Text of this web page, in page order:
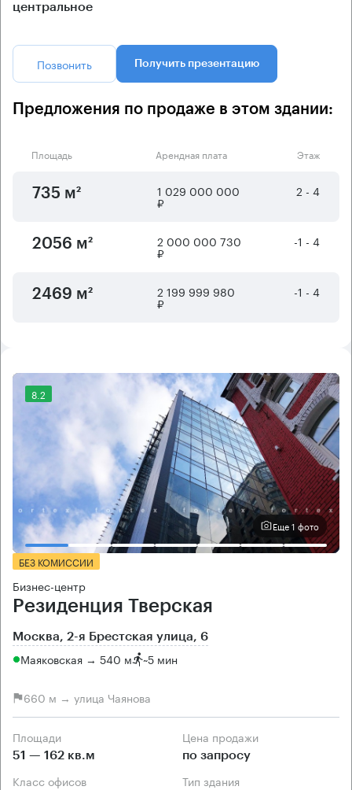
центральное
Позвонить Получить презентацию
Предложения по продаже в этом здании:
Площадь Арендная плата Этаж
735 м² 1 029 000 000
₽
2 - 4
2056 м² 2 000 000 730
₽
-1 - 4
2469 м² 2 199 999 980
₽
-1 - 4
8.2
Еще 1 фото
БЕЗ КОМИССИИ
Бизнес-центр
Резиденция Тверская
Москва, 2-я Брестская улица, 6
Маяковская → 540 м ~5 мин
660 м → улица Чаянова
Площади
51 — 162 кв.м
Цена продажи
по запросу
Класс офисов Тип здания